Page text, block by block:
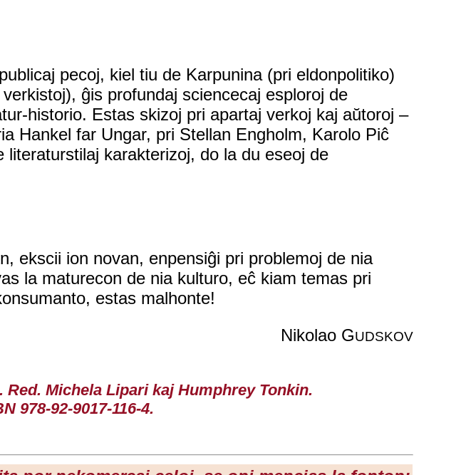
pecoj, kiel tiu de Karpunina (pri eldonpolitiko)
ĝis profundaj sciencecaj esploroj de
historio. Estas skizoj pri apartaj verkoj kaj aŭtoroj –
Hankel far Ungar, pri Stellan Engholm, Karolo Piĉ
karakterizoj, do la du eseoj de
ekscii ion novan, enpensiĝi pri problemoj de nia
la maturecon de nia kulturo, eĉ kiam temas pri
estas malhonte!
Nikolao GUDSKOV
Michela Lipari kaj Humphrey Tonkin.
978-92-9017-116-4.